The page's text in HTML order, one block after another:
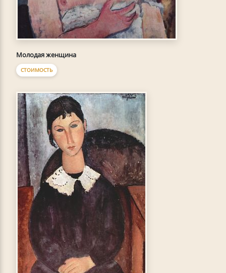
Молодая женщина
СТОИМОСТЬ